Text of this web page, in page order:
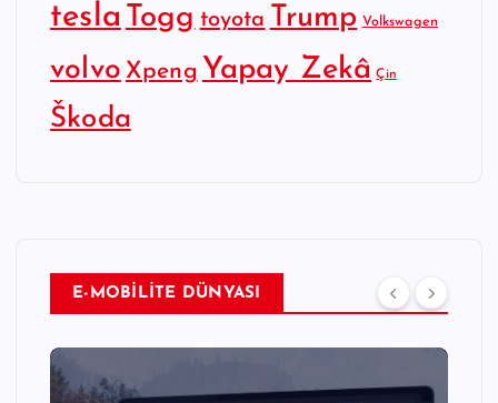
tesla Togg toyota Trump Volkswagen
volvo Xpeng Yapay Zekâ Çin
Škoda
E-MOBİLİTE DÜNYASI